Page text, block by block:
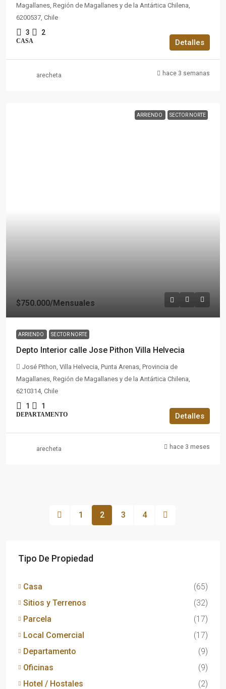
Magallanes, Región de Magallanes y de la Antártica Chilena,
6200537, Chile
3 2
CASA Detalles
arecheta hace 3 semanas
ARRIENDO SECTOR NORTE
$750.000/Mensuales
ARRIENDO SECTOR NORTE
Depto Interior calle Jose Pithon Villa Helvecia
José Pithon, Villa Helvecia, Punta Arenas, Provincia de
Magallanes, Región de Magallanes y de la Antártica Chilena,
6210314, Chile
1 1
DEPARTAMENTO Detalles
arecheta hace 3 meses
1 2 3 4
Tipo De Propiedad
Casa
(65)
Sitios y Terrenos
(32)
Parcela
(17)
Local Comercial
(17)
Departamento
(9)
Oficinas
(9)
Hotel / Hostales
(2)